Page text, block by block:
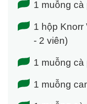
1 muỗng cà
1 hộp Knorr
- 2 viên)
1 muỗng cà
1 muỗng